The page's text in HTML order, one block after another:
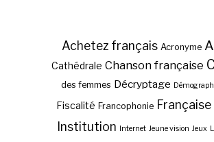
Achetez français Acronyme
Cathédrale Chanson française
des femmes Décryptage
Fiscalité Francophonie Française
Institution Internet Jeune vision Jeux